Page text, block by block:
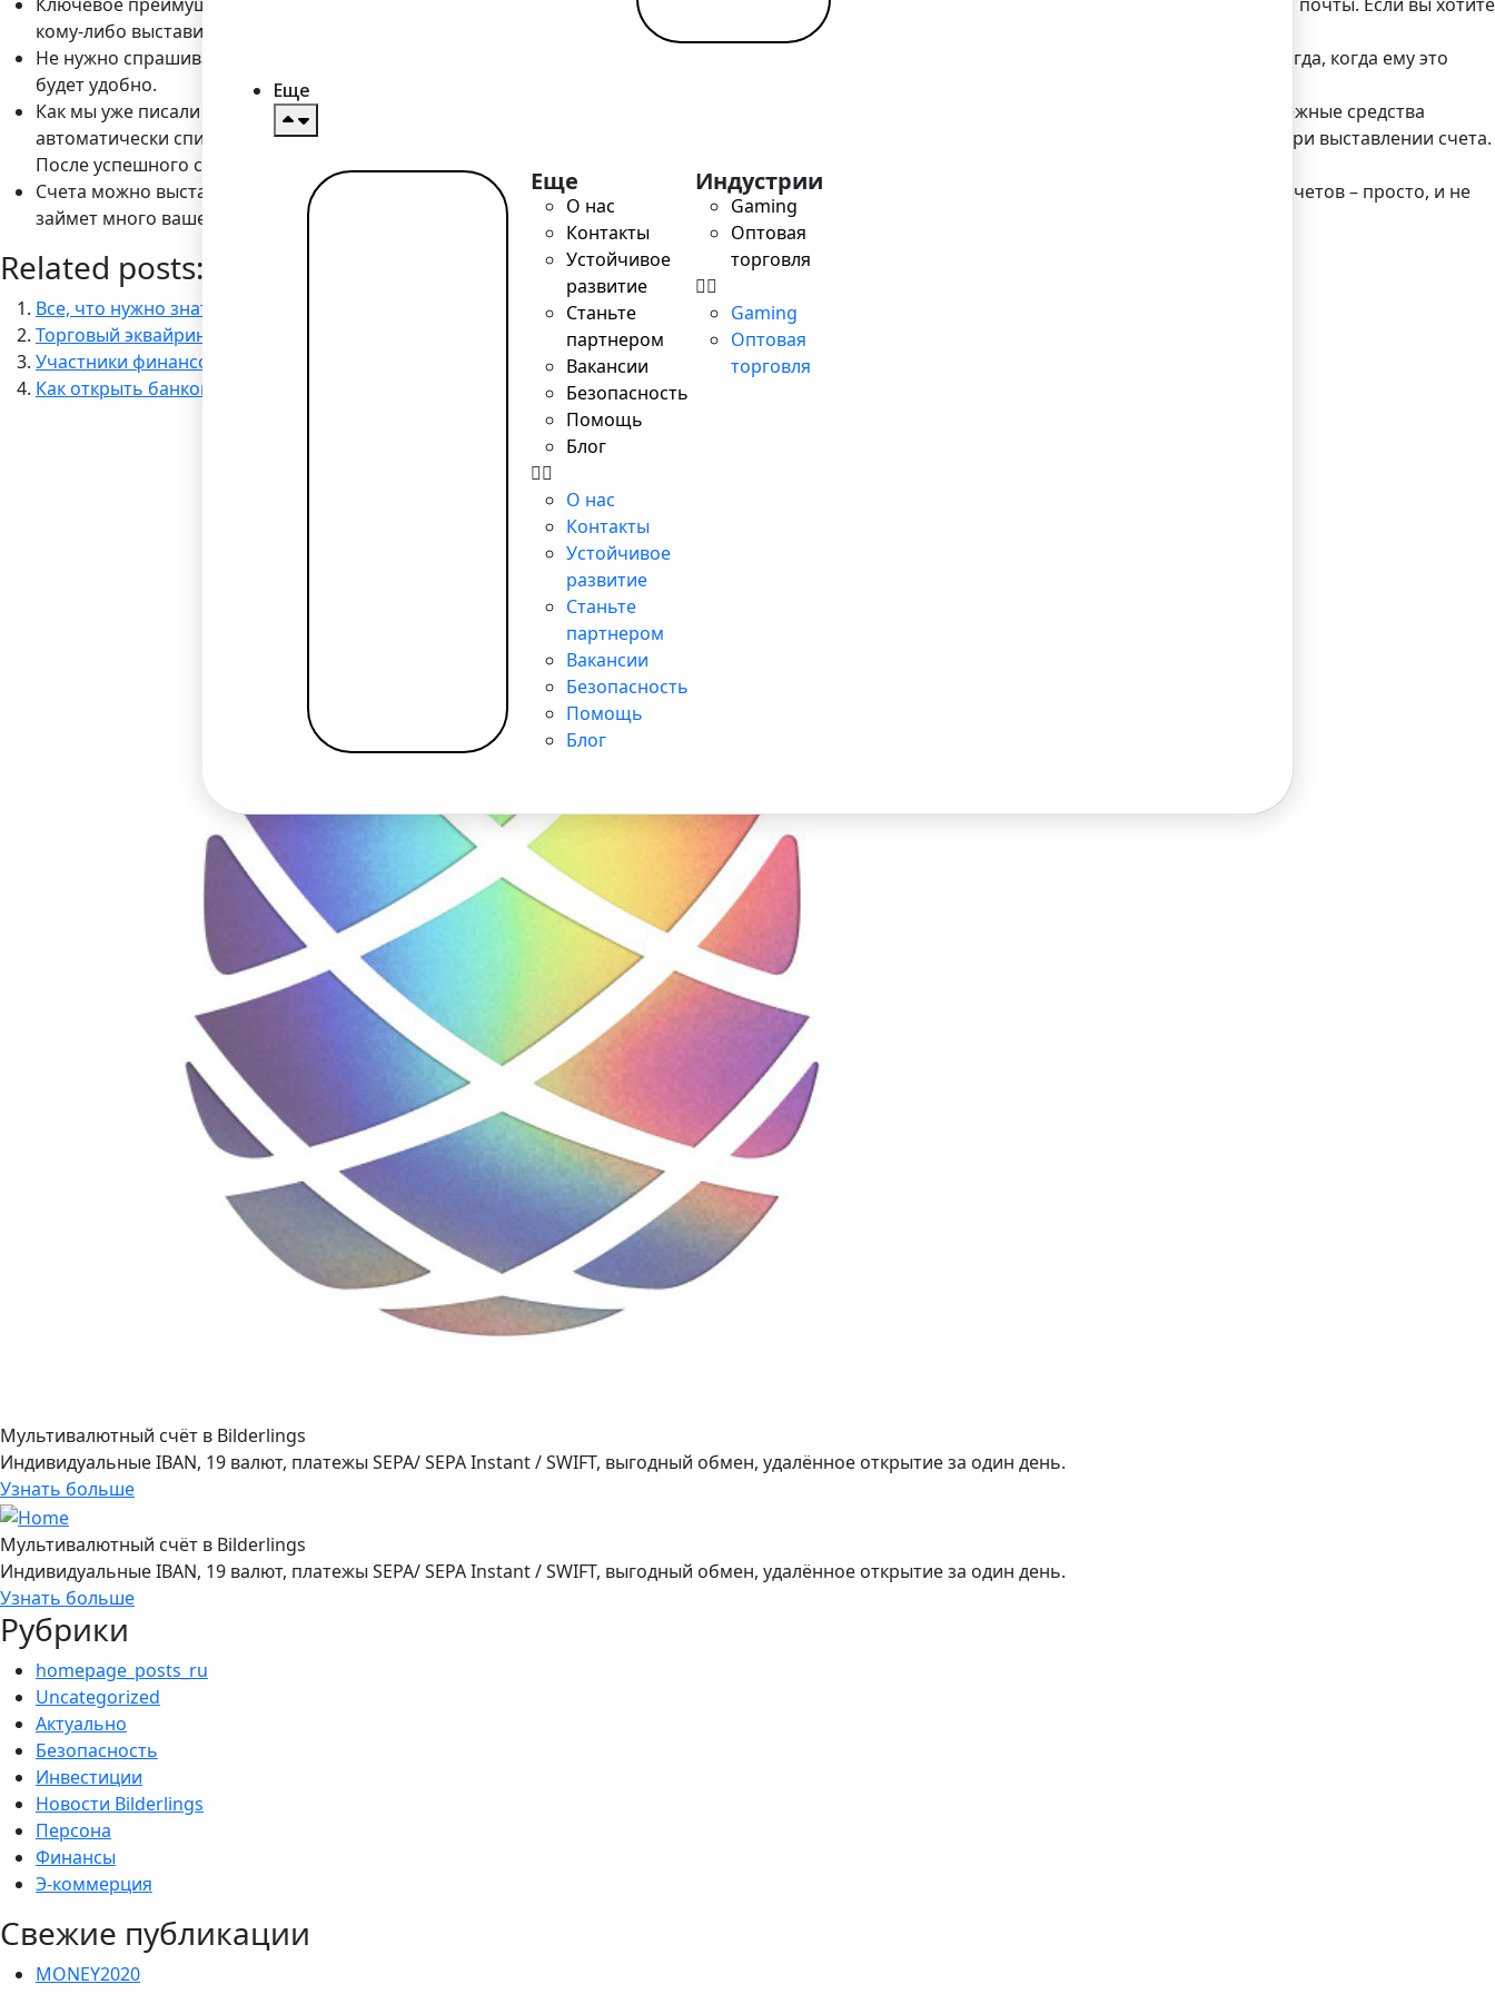
Еще
Еще
О нас
Контакты
Устойчивое
развитие
Станьте
партнером
Вакансии
Безопасность
Помощь
Блог
О нас
Контакты
Устойчивое
развитие
Станьте
партнером
Вакансии
Безопасность
Помощь
Блог
Индустрии
Gaming
Оптовая
торговля
Gaming
Оптовая
торговля
кому-либо выставить счет – то эти данные вы, скорее всего, знаете.
Не нужно спрашивать у клиента номер расчетной карты или банковского счета. Ваш клиент сможет оплатить счет с выбранной им карты и тогда, когда ему это
будет удобно.
Как мы уже писали выше
, услуга подойдет очень многим – ЖКХ компаниям, провайдерам, людям, оказывающим частные услуги. Чтобы денежные средства
автоматически списались, к примеру, еженедельно после оплаты счета (подписка на различные услуги), достаточно указать период и сумму при выставлении счета.
После успешного списания денежных средств – вы получите уведомление.
Счета можно выставлять в ручном или автоматическом режиме. Настроить вашу систему для использования автоматического выставления счетов – просто, и не
займет много вашего времени.
Related posts:
Все, что нужно знать о процессинге, если вы решили перевести бизнес в онлайн
Торговый эквайринг
Участники финансового рынка – кто они?
Как открыть банковский счет?
Мультивалютный счёт в Bilderlings
Индивидуальные IBAN, 19 валют, платежы SEPA/ SEPA Instant / SWIFT, выгодный обмен, удалённое открытие за один день.
Узнать больше
Мультивалютный счёт в Bilderlings
Индивидуальные IBAN, 19 валют, платежы SEPA/ SEPA Instant / SWIFT, выгодный обмен, удалённое открытие за один день.
Узнать больше
Рубрики
homepage_posts_ru
Uncategorized
Актуально
Безопасность
Инвестиции
Новости Bilderlings
Персона
Финансы
Э-коммерция
Свежие публикации
MONEY2020